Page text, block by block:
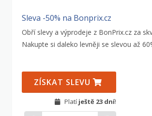
Sleva -50% na Bonprix.cz
Obří slevy a výprodeje z BonPrix.cz za
Nakupte si daleko levněji se slevou až
ZÍSKAT SLEVU
Platí ještě 23 dní!